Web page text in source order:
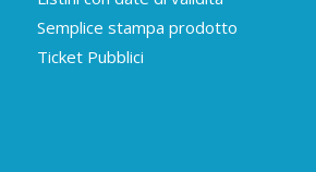
Semplice stampa prodotto
Ticket Pubblici